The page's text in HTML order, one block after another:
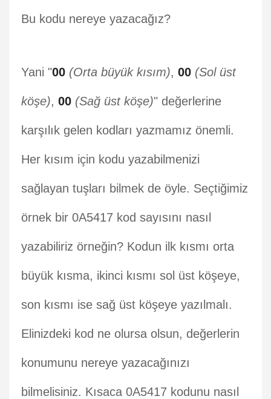
Bu kodu nereye yazacağız?
Yani "00 (Orta büyük kısım), 00 (Sol üst
köşe), 00 (Sağ üst köşe)" değerlerine
karşılık gelen kodları yazmamız önemli.
Her kısım için kodu yazabilmenizi
sağlayan tuşları bilmek de öyle. Seçtiğimiz
örnek bir 0A5417 kod sayısını nasıl
yazabiliriz örneğin? Kodun ilk kısmı orta
büyük kısma, ikinci kısmı sol üst köşeye,
son kısmı ise sağ üst köşeye yazılmalı.
Elinizdeki kod ne olursa olsun, değerlerin
konumunu nereye yazacağınızı
bilmelisiniz. Kısaca 0A5417 kodunu nasıl